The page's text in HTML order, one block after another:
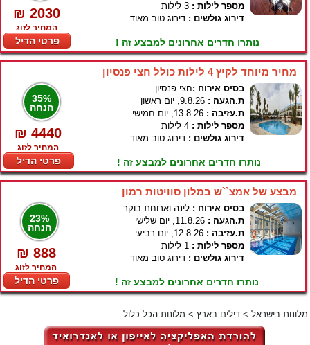
₪ 2030
המחיר לזוג
פרטי הדיל
מספר לילות :
דירוג גולשים : דירוג טוב מאוד
נותרו חדרים אחרונים למבצע זה !
מחיר מיוחד לקיץ 4 לילות כולל חצי פנסיון
35%
הנחה
₪ 4440
המחיר לזוג
פרטי הדיל
בסיס אירוח :חצי פנסיון
ת.הגעה :
ת.עזיבה :
מספר לילות :
דירוג גולשים : דירוג טוב מאוד
נותרו חדרים אחרונים למבצע זה !
מבצע של אמצ``ש במלון סוויטות רמון
23%
הנחה
₪ 888
המחיר לזוג
פרטי הדיל
בסיס אירוח : לינה וארוחת בוקר
ת.הגעה :
ת.עזיבה :
מספר לילות :
דירוג גולשים : דירוג טוב מאוד
נותרו חדרים אחרונים למבצע זה !
מלונות בישראל > דילים בארץ > מלונות הכל כלול